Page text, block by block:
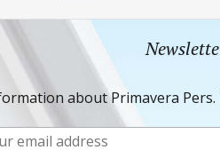
about Primavera